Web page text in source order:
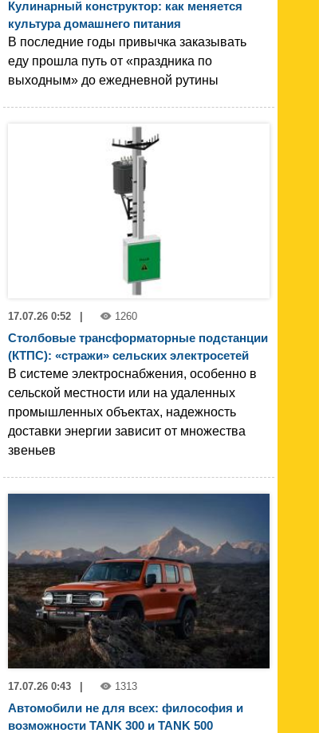
Кулинарный конструктор: как меняется
культура домашнего питания
В последние годы привычка заказывать
еду прошла путь от «праздника по
выходным» до ежедневной рутины
17.07.26 0:52 1260
Столбовые трансформаторные подстанции
(КТПС): «стражи» сельских электросетей
В системе электроснабжения, особенно в
сельской местности или на удаленных
промышленных объектах, надежность
доставки энергии зависит от множества
звеньев
17.07.26 0:43 | 1313
Автомобили не для всех: философия и
возможности TANK 300 и TANK 500